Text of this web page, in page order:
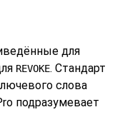
для
REVOKE. Стандарт
слова
подразумевает